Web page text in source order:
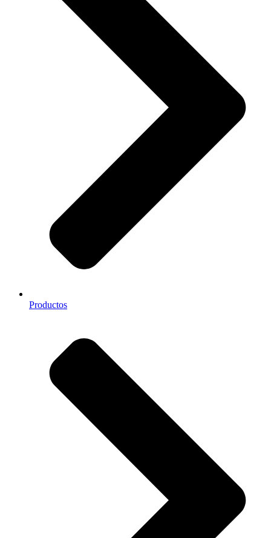
Productos